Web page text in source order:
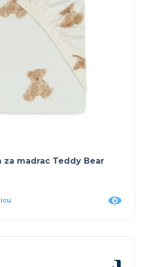
za madrac Teddy Bear